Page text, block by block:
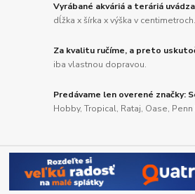
Vyrábané akváriá a teráriá
dĺžka x šírka x výška v centimetroch.
Za kvalitu ručíme, a preto
iba vlastnou dopravou.
Predávame len overené značky:
Hobby, Tropical, Rataj, Oase, Penn